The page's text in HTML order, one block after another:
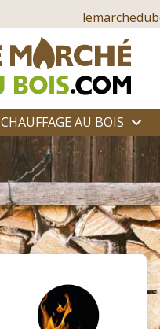
CHAUFFAGE AU BOIS